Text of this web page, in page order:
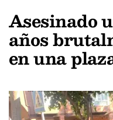
Asesinado
años
en una